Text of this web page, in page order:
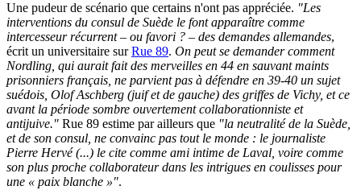
Une pudeur de scénario que certains n'ont pas appréciée. "Les
interventions du consul de Suède le font apparaître comme
intercesseur récurrent – ou favori ? – des demandes allemandes,
écrit un universitaire surRue 89. On peut se demander comment
Nordling, qui aurait fait des merveilles en 44 en sauvant maints
prisonniers français, ne parvient pas à défendre en 39-40 un sujet
suédois, Olof Aschberg (juif et de gauche) des griffes de Vichy, et ce
avant la période sombre ouvertement collaborationniste et
antijuive." Rue 89 estime par ailleurs que "la neutralité de la Suède,
et de son consul, ne convainc pas tout le monde : le journaliste
Pierre Hervé (...) le cite comme ami intime de Laval, voire comme
son plus proche collaborateur dans les intrigues en coulisses pour
une « paix blanche »".